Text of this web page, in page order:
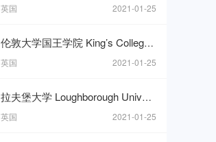
英国 2021-01-25
伦敦大学国王学院 King’s College London
英国 2021-01-25
拉夫堡大学 Loughborough University
英国 2021-01-25